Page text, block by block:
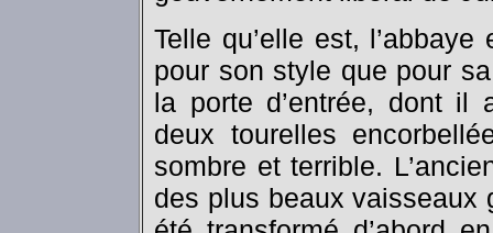
Telle qu’elle est,
pour son style que pour
la porte d’entrée, dont il
deux tourelles
sombre et terrible.
des plus beaux vaisseaux